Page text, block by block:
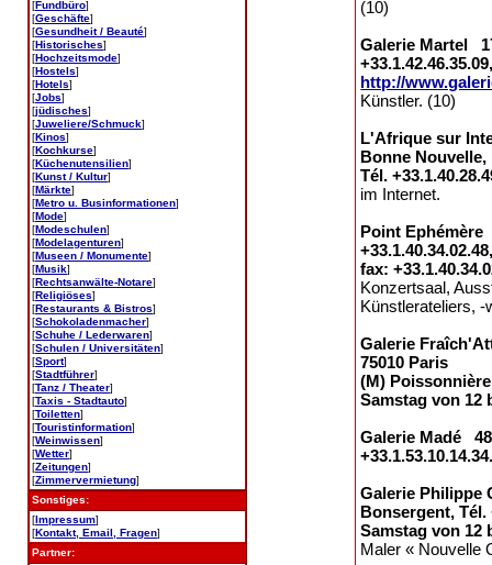
[Fundbüro]
[Geschäfte]
[Gesundheit / Beauté]
[Historisches]
[Hochzeitsmode]
[Hostels]
[Hotels]
[Jobs]
[jüdisches]
[Juweliere/Schmuck]
[Kinos]
[Kochkurse]
[Küchenutensilien]
[Kunst / Kultur]
[Märkte]
[Metro u. Businformationen]
[Mode]
[Modeschulen]
[Modelagenturen]
[Museen / Monumente]
[Musik]
[Rechtsanwälte-Notare]
[Religiöses]
[Restaurants & Bistros]
[Schokoladenmacher]
[Schuhe / Lederwaren]
[Schulen / Universitäten]
[Sport]
[Stadtführer]
[Tanz / Theater]
[Taxis - Stadtauto]
[Toiletten]
[Touristinformation]
[Weinwissen]
[Wetter]
[Zeitungen]
[Zimmervermietung]
Sonstiges:
[Impressum]
[Kontakt, Email, Fragen]
Partner:
(10)
Galerie Martel
http://
Künstler. (10)
L'Afrique sur
Bonne Nouvelle,
Tél.
im Internet.
Point Ephémère
fax:
Konzertsaal,
Künstlerateliers,
Galerie
75010 Paris
(M)
Samstag von 12
Galerie Madé
Galerie Philippe
Bonsergent, Tél.
Samstag von 12
Maler « Nouvelle